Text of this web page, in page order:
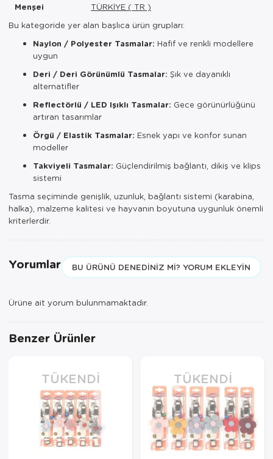
Menşei
TÜRKİYE ( TR )
Bu kategoride yer alan başlıca ürün grupları:
Naylon / Polyester Tasmalar: Hafif ve renkli modellere
uygun
Deri / Deri Görünümlü Tasmalar: Şık ve dayanıklı
alternatifler
Reflectörlü / LED Işıklı Tasmalar: Gece görünürlüğünü
artıran tasarımlar
Örgü / Elastik Tasmalar: Esnek yapı ve konfor sunan
modeller
Takviyeli Tasmalar: Güçlendirilmiş bağlantı, dikiş ve klips
sistemi
Tasma seçiminde genişlik, uzunluk, bağlantı sistemi (karabina,
halka), malzeme kalitesi ve hayvanın boyutuna uygunluk önemli
kriterlerdir.
Yorumlar BU ÜRÜNÜ DENEDINIZ MI? YORUM EKLEYIN
Ürüne ait yorum bulunmamaktadır.
Benzer Ürünler
TÜKENDI TÜKENDI